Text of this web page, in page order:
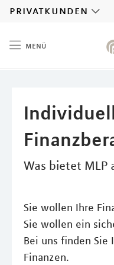
privatkunden
menü
Was bietet MLP
Sie wollen Ihre
Sie wollen ein
Bei uns finden
Finanzen.